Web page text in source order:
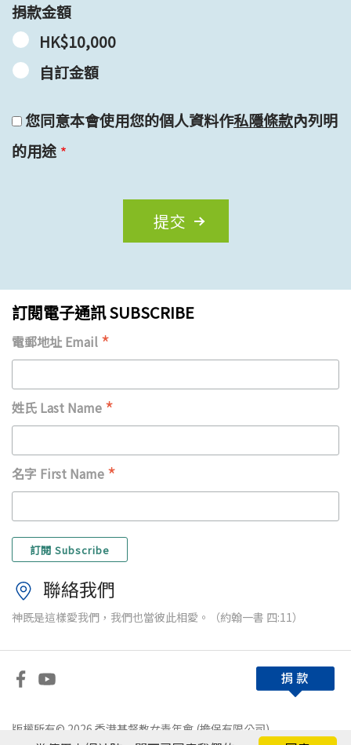
捐款金額
HK$10,000
自訂金額
您同意本會使用您的個人資料作私隱條款內列明
的用途
訂閱電子通訊 SUBSCRIBE
電郵地址 Email *
姓氏 Last Name *
名字 First Name *
聯絡我們
神既是這樣愛我們，我們也當彼此相愛。（約翰一書 四:11）
版權所有© 2026 香港基督教女青年會 (擔保有限公司)